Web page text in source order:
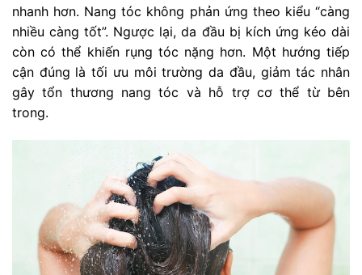
nhanh hơn. Nang tóc không phản ứng theo kiểu “càng
nhiều càng tốt”. Ngược lại, da đầu bị kích ứng kéo dài
còn có thể khiến rụng tóc nặng hơn. Một hướng tiếp
cận đúng là tối ưu môi trường da đầu, giảm tác nhân
gây tổn thương nang tóc và hỗ trợ cơ thể từ bên
trong.